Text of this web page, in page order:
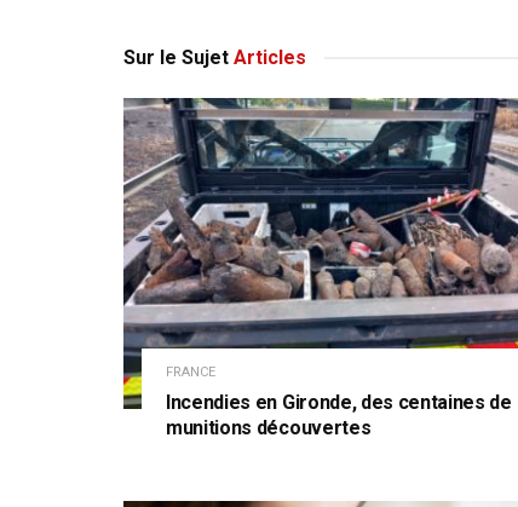
Sur le Sujet Articles
FRANCE
Incendies en Gironde, des centaines de
munitions découvertes